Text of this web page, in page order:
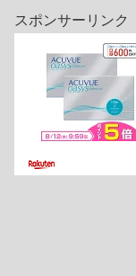
スポンサーリンク